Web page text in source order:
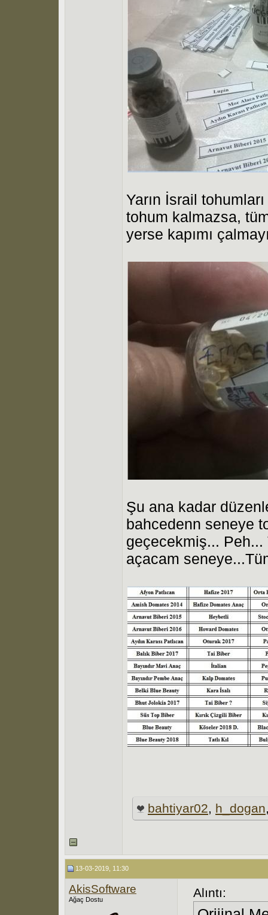
Yarın İsrail
tohum kalmazsa,
yerse kapımı
Şu ana kadar
bahcedenn seneye
geçecekmiş... Peh...
açacam
bahtiyar02, h_dogan
13-03-2019, 11:30
AkisSoftware
Ağaç Dostu Alıntı: